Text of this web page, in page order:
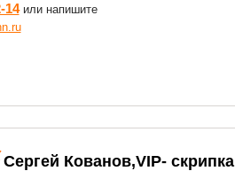
14или напишите
Сергей Кованов,VIP- скрипка